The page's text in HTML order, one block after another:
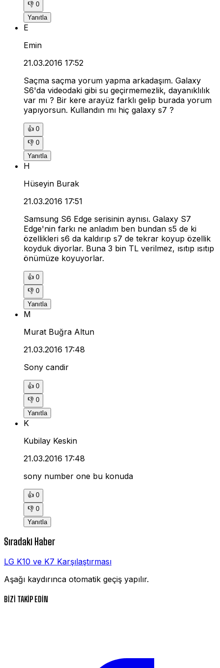
👎 0
Yanıtla
E
Emin
21.03.2016 17:52
Saçma saçma yorum yapma arkadaşım. Galaxy
S6'da videodaki gibi su geçirmemezlik, dayanıklılık
var mı ? Bir kere arayüz farklı gelip burada yorum
yapıyorsun. Kullandın mı hiç galaxy s7 ?
👍 0
👎 0
Yanıtla
H
Hüseyin Burak
21.03.2016 17:51
Samsung S6 Edge serisinin aynısı. Galaxy S7
Edge'nin farkı ne anladım ben bundan s5 de ki
özellikleri s6 da kaldırıp s7 de tekrar koyup özellik
koyduk diyorlar. Buna 3 bin TL verilmez, ısıtıp ısıtıp
önümüze koyuyorlar.
👍 0
👎 0
Yanıtla
M
Murat Buğra Altun
21.03.2016 17:48
Sony candir
👍 0
👎 0
Yanıtla
K
Kubilay Keskin
21.03.2016 17:48
sony number one bu konuda
👍 0
👎 0
Yanıtla
Sıradaki Haber
LG K10 ve K7 Karşılaştırması
Aşağı kaydırınca otomatik geçiş yapılır.
BİZİ TAKİP EDİN